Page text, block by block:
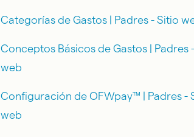
Categorías de Gastos | Padres - Sitio
Conceptos Básicos de Gastos | Padres
web
Configuración de OFWpay™ | Padres -
web